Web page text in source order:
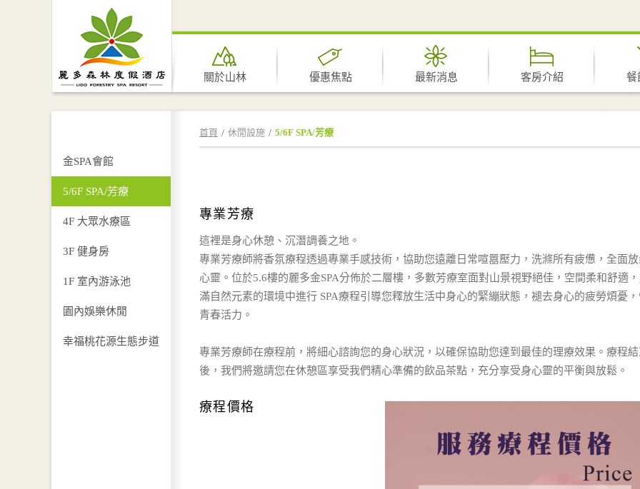
關於山林 優惠焦點 最新消息 客房介紹 餐
金SPA會館
5/6F SPA/芳療
4F 大眾水療區
3F 健身房
1F 室內游泳池
園內娛樂休閒
幸福桃花源生態步道
首頁 休閒設施 5/6F SPA/芳療
專業芳療
這裡是身心休憩、沉潛調養之地。
專業芳療師將香氛療程透過專業手感技術，協助您遠離日常喧囂壓力，洗滌所有疲憊，全面
心靈。位於5.6樓的麗多金SPA分佈於二層樓，多數芳療室面對山景視野絕佳，空間柔和舒適
滿自然元素的環境中進行 SPA療程引導您釋放生活中身心的緊繃狀態，褪去身心的疲勞煩憂
青春活力。
專業芳療師在療程前，將細心諮詢您的身心狀況，以確保協助您達到最佳的理療效果。療程
後，我們將邀請您在休憩區享受我們精心準備的飲品茶點，充分享受身心靈的平衡與放鬆。
療程價格